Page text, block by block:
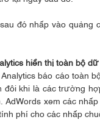
đó nhấp vào quảng
hiển thị toàn bộ
báo cáo toàn
đôi khi là các trường
xem các
phí cho các nhấp